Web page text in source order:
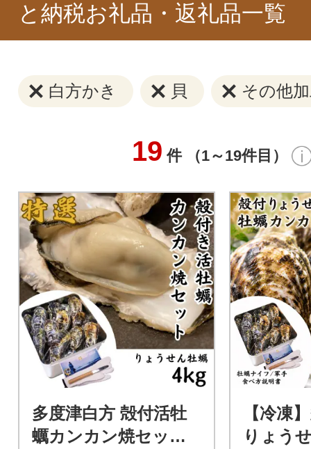
と納税お礼品・返礼品一覧
白方かき 貝 その他
19 件 （1～19件目）
多度津白方 殻付活牡
蠣カンカン焼セット 4
【冷凍
りょう